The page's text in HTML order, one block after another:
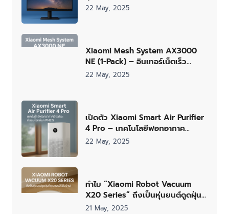
ทั้งภาพลื่นไหลและดีไซน์พรีเมียม ใน
22 May, 2025
Xiaomi Mesh System AX3000
NE (1-Pack) – อินเทอร์เน็ตเร็ว
ครอบคลุมทุกมุมบ้านในราคาคุ้มค่า
22 May, 2025
เปิดตัว Xiaomi Smart Air Purifier
4 Pro – เทคโนโลยีฟอกอากาศ
อัจฉริยะที่ตอบโจทย์ยุค PM2.5
22 May, 2025
ทำไม “Xiaomi Robot Vacuum
X20 Series” ถึงเป็นหุ่นยนต์ดูดฝุ่นที่
คุณควรมีไว้ในบ้าน!
21 May, 2025